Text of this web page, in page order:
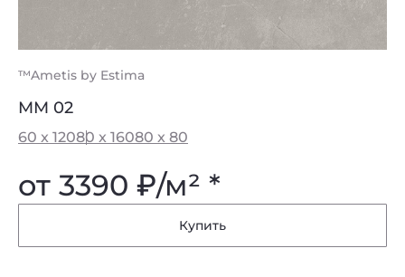
™Ametis by Estima
MM 02
60 x 12080 x 16080 x 80
от 3390 ₽/м² *
Купить